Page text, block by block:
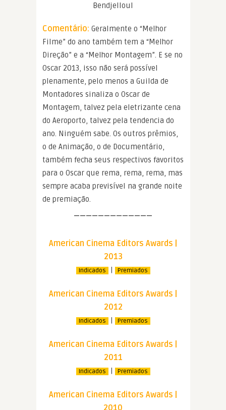
Bendjelloul
Comentário: Geralmente o “Melhor
Filme” do ano também tem a “Melhor
Direção” e a “Melhor Montagem”. E se no
Oscar 2013, isso não será possível
plenamente, pelo menos a Guilda de
Montadores sinaliza o Oscar de
Montagem, talvez pela eletrizante cena
do Aeroporto, talvez pela tendencia do
ano. Ninguém sabe. Os outros prêmios,
o de Animação, o de Documentário,
também fecha seus respectivos favoritos
para o Oscar que rema, rema, rema, mas
sempre acaba previsível na grande noite
de premiação.
—————————————
American Cinema Editors Awards |
2013
Indicados | Premiados
American Cinema Editors Awards |
2012
Indicados | Premiados
American Cinema Editors Awards |
2011
Indicados | Premiados
American Cinema Editors Awards |
2010